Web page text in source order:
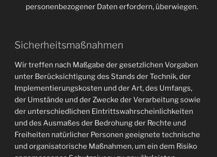
personenbezogener Daten erfordern, überwiegen.
Sicherheitsmaßnahmen
Wir treffen nach Maßgabe der gesetzlichen Vorgaben
unter Berücksichtigung des Stands der Technik, der
Implementierungskosten und der Art, des Umfangs,
der Umstände und der Zwecke der Verarbeitung sowie
der unterschiedlichen Eintrittswahrscheinlichkeiten
und des Ausmaßes der Bedrohung der Rechte und
Freiheiten natürlicher Personen geeignete technische
und organisatorische Maßnahmen, um ein dem Risiko